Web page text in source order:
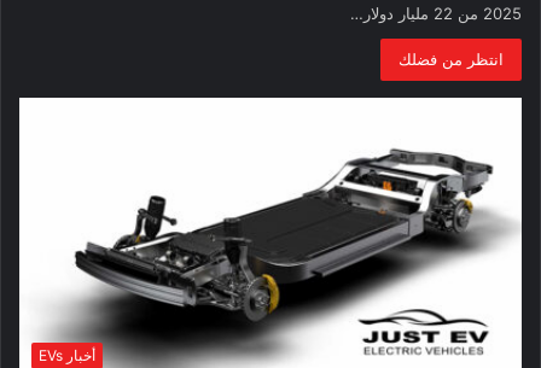
2025 من 22 مليار دولار…
انتظر من فضلك
أخبار EVs